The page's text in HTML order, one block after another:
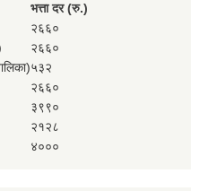
भत्ता दर (रु.)
२६६०
२६६०
५३२
२६६०
३९९०
२१२८
४०००